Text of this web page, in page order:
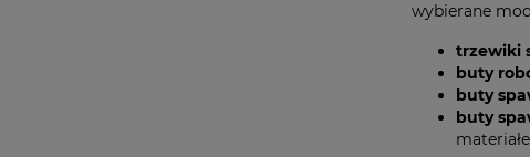
wybierane
trzewiki
buty
buty
buty